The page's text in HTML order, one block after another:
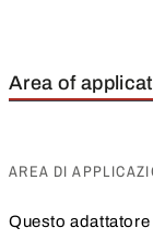
Area of
AREA DI
Questo